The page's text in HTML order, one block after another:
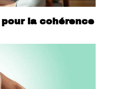
la cohérence